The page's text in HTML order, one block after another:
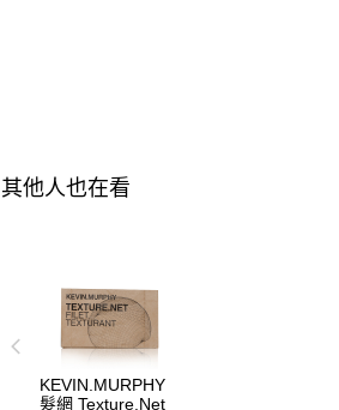
其他人也在看
KEVIN.MURPHY
髮網 Texture.Net